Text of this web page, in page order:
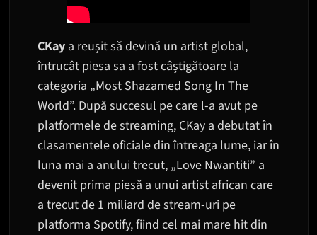
CKay a reușit să devină un artist global,
întrucât piesa sa a fost câștigătoare la
categoria „Most Shazamed Song In The
World”. După succesul pe care l-a avut pe
platformele de streaming, CKay a debutat în
clasamentele oficiale din întreaga lume, iar în
luna mai a anului trecut, „Love Nwantiti” a
devenit prima piesă a unui artist african care
a trecut de 1 miliard de stream-uri pe
platforma Spotify, fiind cel mai mare hit din